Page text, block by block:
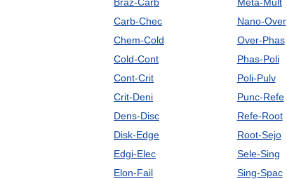
Carb-Chec
Chem-Cold
Cold-Cont
Cont-Crit
Crit-Deni
Dens-Disc
Disk-Edge
Edgi-Elec
Elon-Fail
Nano-Over
Over-Phas
Phas-Poli
Poli-Pulv
Punc-Refe
Refe-Root
Root-Sejo
Sele-Sing
Sing-Spac